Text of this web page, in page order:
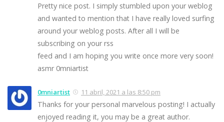
Pretty nice post. I simply stumbled upon your weblog
and wanted to mention that I have really loved surfing
around your weblog posts. After all I will be
subscribing on your rss
feed and I am hoping you write once more very soon!
asmr 0mniartist
0mniartist 11 abril, 2021 a las 8:50 pm
Thanks for your personal marvelous posting! I actually
enjoyed reading it, you may be a great author.